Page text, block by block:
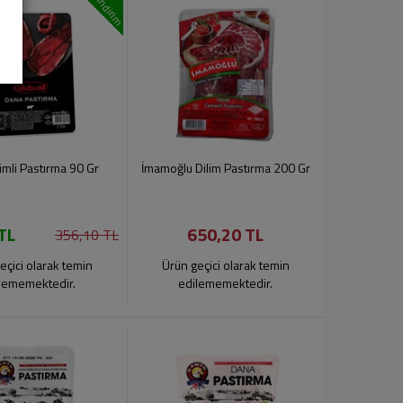
indirim
Pastırma 90 Gr
356,10 TL
olarak temin
İmamoğlu Dilim Pastırma 200 Gr
650,20 TL
Ürün geçici olarak temin
edilememektedir.